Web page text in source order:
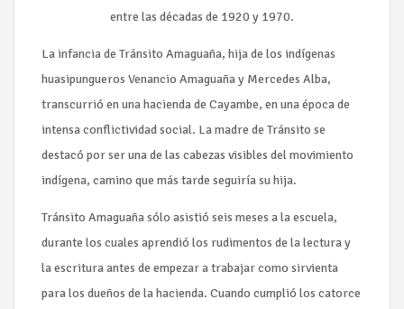
entre las décadas de 1920 y 1970.
La infancia de Tránsito Amaguaña, hija de los indígenas
huasipungueros Venancio Amaguaña y Mercedes Alba,
transcurrió en una hacienda de Cayambe, en una época de
intensa conflictividad social. La madre de Tránsito se
destacó por ser una de las cabezas visibles del movimiento
indígena, camino que más tarde seguiría su hija.
Tránsito Amaguaña sólo asistió seis meses a la escuela,
durante los cuales aprendió los rudimentos de la lectura y
la escritura antes de empezar a trabajar como sirvienta
para los dueños de la hacienda. Cuando cumplió los catorce